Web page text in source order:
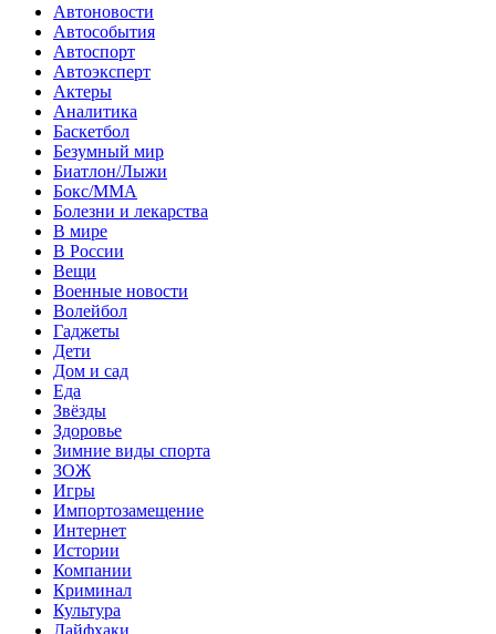
Автоновости
Автособытия
Автоспорт
Автоэксперт
Актеры
Аналитика
Баскетбол
Безумный мир
Биатлон/Лыжи
Бокс/MMA
Болезни и лекарства
В мире
В России
Вещи
Военные новости
Волейбол
Гаджеты
Дети
Дом и сад
Еда
Звёзды
Здоровье
Зимние виды спорта
ЗОЖ
Игры
Импортозамещение
Интернет
Истории
Компании
Криминал
Культура
Лайфхаки